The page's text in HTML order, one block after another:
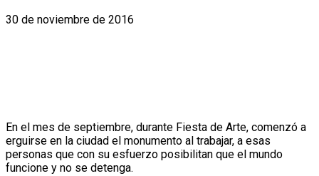
30 de noviembre de 2016
En el mes de septiembre, durante Fiesta de Arte, comenzó a
erguirse en la ciudad el monumento al trabajar, a esas
personas que con su esfuerzo posibilitan que el mundo
funcione y no se detenga.